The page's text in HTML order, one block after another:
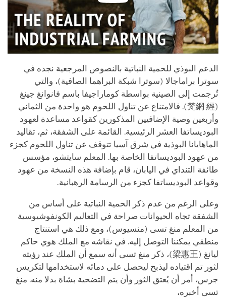
الدعم البوذي للحمية النباتية بالنصوص المرجعية نجده في
سوترا
براماجالا (سوترا شبكة البراهما الصافية)، والتي
تُرجمت إلى الصينية بواسطة كوماراجيفا باسم فانوانغ جينغ
(梵網 經). فالامتناع عن تناول اللحوم هو واحدة من الثماني
وأربعين وصية الإضافيين المذكورين كقواعد مساعدة لعهود
البوديساتفا العشر الرئيسية. القائمة على الشفقة، ثم، تقاليد
الماهايانا البوذية في شرق آسيا تتوقف عن تناول اللحوم كجزء
من عهود البوديساتفا الخاصة بها. المعلم سايتشو، مؤسس
طائفة التنداي في اليابان، قام بإضافة هذه النسخة من عهود
وقواعد البوديساتفا كجزء من الرسامة الرهبانية.‎‎
وعلى الرغم من عدم ذكر الحمية النباتية على أساس من
الشفقة تجاه الحيوانات صراحة في التعاليم الكونفوشيوسية
من المعلم منغ تسى (منسيوس)، ومع ذلك هي استنتاج
منطقي يمكننا التوصل إليه. في نقاشه مع الملك هوي حاكم
ليانغ (梁惠王)، ذكر منغ تسى أنه سمع أن الملك عند رؤيته
لثور تم اقتياده ليذبح ليحصل على دمائه لاستخدامها لتكريس
جرس، أمر أن يُعتق الثور وأن يتم التضحية بشاة بدلا منه. منغ
تسى أخبره،